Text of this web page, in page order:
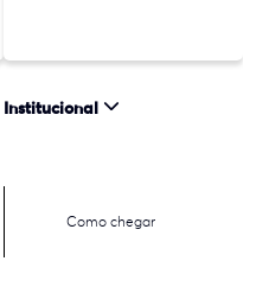
Institucional
Como chegar